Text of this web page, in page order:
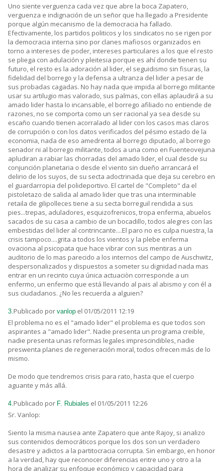
Uno siente verguenza cada vez que abre la boca Zapatero,
verguenza e indignación de un señor que ha llegado a Presidente
porque algún mecanismo de la democracia ha fallado.
Efectivamente, los partidos politicos y los sindicatos no se rigen por
la democracia interna sino por clanes mafiosos organizados en
torno a intereses de poder, intereses particulares a los que el resto
se pliega con adulación y pleitesia porque es ahí donde tienen su
futuro, el resto es la adoración al lider, el seguidismo sin fisuras, la
fidelidad del borrego y la defensa a ultranza del lider a pesar de
sus probadas cagadas. No hay nada que impida al borrego militante
usar su artilugio mas valorado, sus palmas, con ellas aplaudirá a su
amado lider hasta lo incansable, el borrego afiliado no entiende de
razones, no se comporta como un ser racional ya sea desde su
escaño cuando tienen acorralado al lider con los casos mas claros
de corrupción o con los datos verificados del pésimo estado de la
economia, nada de eso amedrenta al borrego diputado, al borrego
senador ni al borrego militante, todos a una como en Fuenteovejuna
apludiran a rabiar las chorradas del amado lider, el cual desde su
conjunción planetaria o desde el viento sin dueño arrancará el
delirio de los suyos, de su secta adoctrinada que deja su cerebro en
el guardarropia del polideportivo. El cartel de "Completo" da el
pistoletazo de salida al amado lider que tras una interminable
retaila de gilipolleces tiene a su secta borreguil rendida a sus
pies...trepas, aduladores, esquizofrenicos, tropa enferma, abuelos
sacados de su casa a cambio de un bocadillo, todos alegres con las
embestidas del lider al contrincante....El paro no es culpa nuestra, la
crisis tampoco....grita a todos los vientos y la plebe enferma
ovaciona al psicopata que hace vibrar con sus mentiras a un
auditorio de lo mas parecido a los internos del campo de Auschwitz,
despersonalizados y dispuestos a someter su dignidad nada mas
entrar en un recinto cuya única actuaciòn corresponde a un
enfermo, un enfermo que está llevando al pais al abismo y con él a
sus ciudadanos. ¿No les recuerda a alguien?
3.Publicado por vanlop el 01/05/2011 12:19
El problema no es el "amado lider" el problema es que todos son
aspirantes a "amado lider". Nadie presenta un programa creible,
nadie presenta unas reformas legales imprescindibles, nadie
preswenta planes de regeneración moral, todos ofrecen más de lo
mismo.
De modo que tendremos crisis para rato, hasta que el cuerpo
aguante y más allá.
4.Publicado por F. Rubiales el 01/05/2011 12:26
Sr. Vanlop:
Siento la misma nausea ante Zapatero que ante Rajoy, si analizo
sus contenidos democráticos porque los dos son un verdadero
desastre y adictos a la partitocracia corrupta. Sin embargo, en honor
a la verdad, hay que reconocer diferencias entre uno y otro a la
hora de analizar su enfoque económico y capacidad para